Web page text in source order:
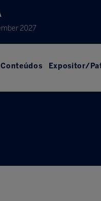
2027
Conteúdos Expositor/